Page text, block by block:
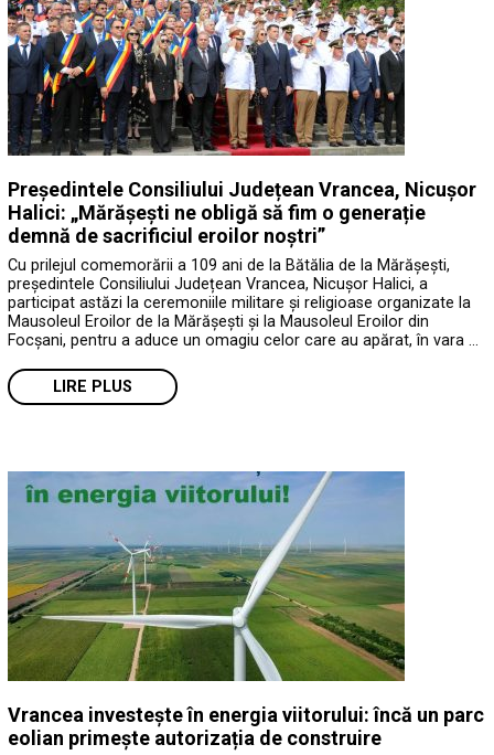
Președintele Consiliului Județean Vrancea, Nicușor
Halici: „Mărășești ne obligă să fim o generație
demnă de sacrificiul eroilor noștri”
Cu prilejul comemorării a 109 ani de la Bătălia de la Mărășești,
președintele Consiliului Județean Vrancea, Nicușor Halici, a
participat astăzi la ceremoniile militare și religioase organizate la
Mausoleul Eroilor de la Mărășești și la Mausoleul Eroilor din
Focșani, pentru a aduce un omagiu celor care au apărat, în vara …
LIRE PLUS
Vrancea investește în energia viitorului: încă un parc
eolian primește autorizația de construire